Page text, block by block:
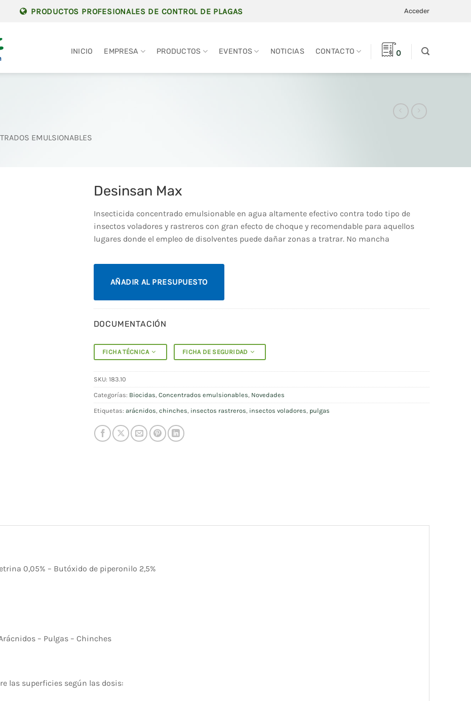
PRODUCTOS PROFESIONALES DE CONTROL DE PLAGAS Acceder
INICIO EMPRESA PRODUCTOS EVENTOS NOTICIAS CONTACTO 0
EMULSIONABLES
Desinsan Max
Insecticida concentrado emulsionable en agua altamente efectivo contra todo tipo de
insectos voladores y rastreros con gran efecto de choque y recomendable para aquellos
lugares donde el empleo de disolventes puede dañar zonas a tratrar. No mancha
AÑADIR AL PRESUPUESTO
DOCUMENTACIÓN
FICHA TÉCNICA FICHA DE SEGURIDAD
SKU: 183.10
Categorías: Biocidas, Concentrados emulsionables, Novedades
Etiquetas: arácnidos, chinches, insectos rastreros, insectos voladores, pulgas
0,05% – Butóxido de piperonilo 2,5%
– Pulgas – Chinches
las superficies según las dosis: